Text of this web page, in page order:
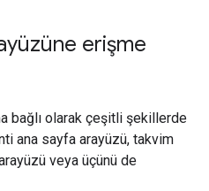
erişme
bağlı olarak çeşitli şekillerde
ana sayfa arayüzü, takvim
veya üçünü de